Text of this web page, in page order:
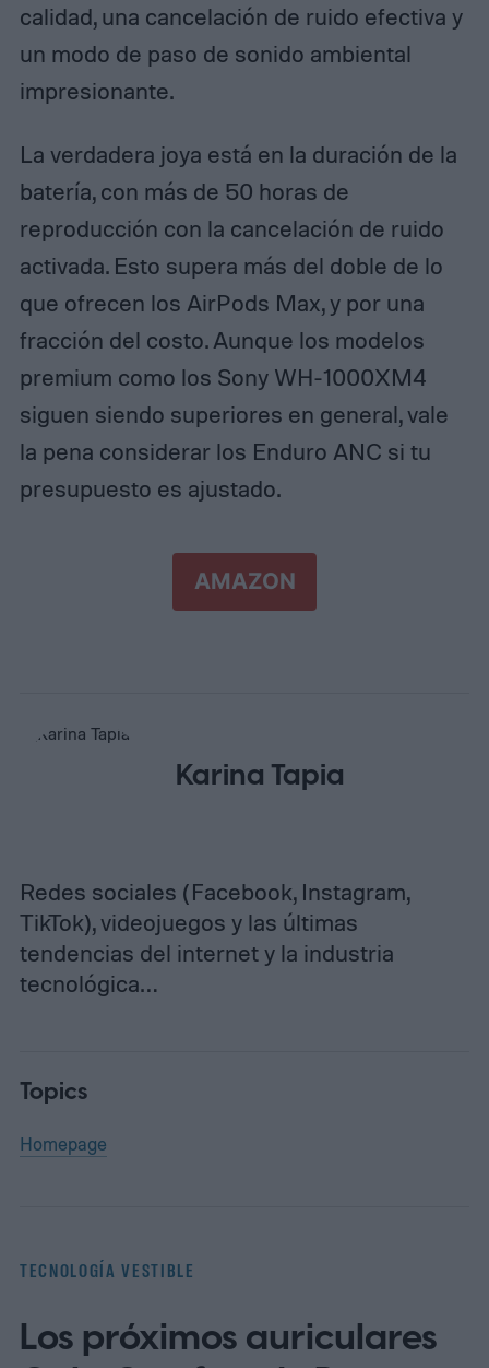
calidad, una cancelación de ruido efectiva y
un modo de paso de sonido ambiental
impresionante.
La verdadera joya está en la duración de la
batería, con más de 50 horas de
reproducción con la cancelación de ruido
activada. Esto supera más del doble de lo
que ofrecen los AirPods Max, y por una
fracción del costo. Aunque los modelos
premium como los Sony WH-1000XM4
siguen siendo superiores en general, vale
la pena considerar los Enduro ANC si tu
presupuesto es ajustado.
AMAZON
Karina Tapia
Redes sociales (Facebook, Instagram,
TikTok), videojuegos y las últimas
tendencias del internet y la industria
tecnológica…
Topics
Homepage
TECNOLOGÍA VESTIBLE
Los próximos auriculares